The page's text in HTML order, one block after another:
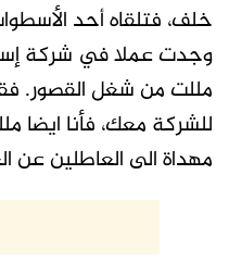
خلف، فتلقاه أحد
وجدت عملا في شركة
مللت من شغل القصور.
للشركة معك، فأنا ايضا
مهداة الى العاطلين عن